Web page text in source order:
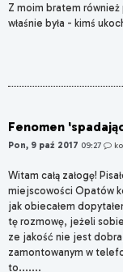
Z moim bratem
właśnie była - kimś
Fenomen
Pon, 9 paź 2017 09:27
Witam całą załogę!
miejscowości Opatów
jak obiecałem
tę rozmowę, jeżeli
ze jakość nie jest
zamontowanym w
to.......